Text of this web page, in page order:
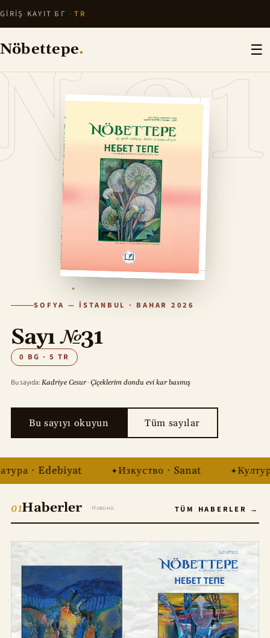
GIRIŞ · KAYIT БГ · TR
Nöbettepe. ☰
SOFYA — İSTANBUL · BAHAR 2026
Sayı№31
0 BG · 5 TR
Bu sayıda: Kadriye Cesur· Çiçeklerim dondu evi kar basmış
Bu sayıyı okuyun Tüm sayılar
· Edebiyat Изкуство · Sanat
01Haberler Новини TÜM HABERLER